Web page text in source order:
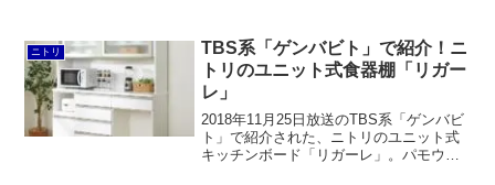
はさらに値下げされました。そのほか、
穴の位置も変わっているということです
が、目視では気付かない人がほとんどだ
と思います。
ニトリ
TBS系「ゲンバビト」で紹介！ニ
トリのユニット式食器棚「リガー
レ」
2018年11月25日放送のTBS系「ゲンバビ
ト」で紹介された、ニトリのユニット式
キッチンボード「リガーレ」。パモウナ